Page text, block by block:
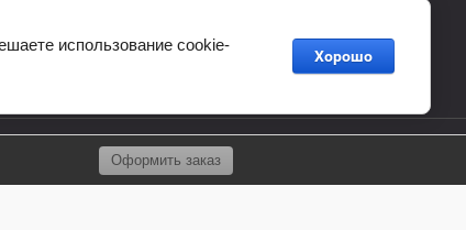
Оформить заказ
использование cookie-
Хорошо